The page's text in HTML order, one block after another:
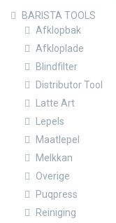
BARISTA TOOLS
Afklopbak
Afkloplade
Blindfilter
Distributor Tool
Latte Art
Lepels
Maatlepel
Melkkan
Overige
Puqpress
Reiniging